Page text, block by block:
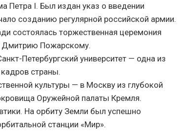
Петра I. Был издан указ о введении
созданию регулярной российской армии.
состоялась торжественная церемония
Дмитрию Пожарскому.
Петербургский университет — одна из
страны.
культуры — в Москву из глубокой
Оружейной палаты Кремля.
На орбиту Земли был успешно
станции «Мир».